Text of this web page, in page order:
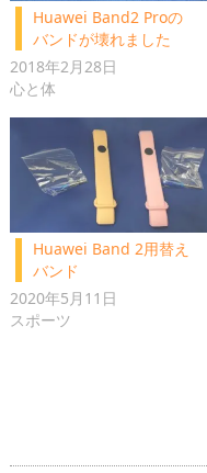
Huawei Band2 Proの
バンドが壊れました
2018年2月28日
心と体
Huawei Band 2用替え
バンド
2020年5月11日
スポーツ